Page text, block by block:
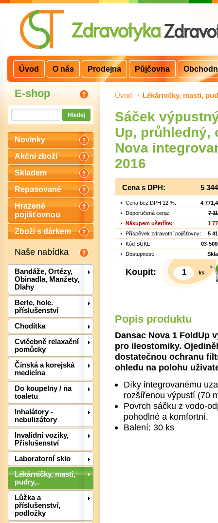
E-shop
Novinky
Akční zboží
Skladem
Repasované
Hrazené
pojišťovnou
Zboží s dárkem
Naše nabídka
Bandáže, Ortézy,
Obinadla, Manžety,
Dlahy
Berle, hole.
příslušenství
Chodítka
Cvičebně relaxační
pomůcky
Čínská a korejská
medicína
Do koupelny / na
toaletu
Inhalátory -
nebulizátory
Invalidní vozíky,
Příslušenství
Laboratorní sklo
Lékárničky, masti,
pudry,..
Lůžka a
příslušenství,
podložky
Úvod > Lékárničky, masti,
Sáček
Up, průhledný,
Nova
2016
Cena s DPH: 5
Cena bez DPH 12 %:
4
Doporučená cena:
7
Nákupem ušetříte:
1
Příspěvek zdravotní pojišťovny:
5
Kód SÚKL
03-
Dostupnost:
Koupit: ks
Popis produktu
Dansac Nova 1 FoldUp
pro ileostomiky.
dostatečnou ochranu
ohledu na polohu
Díky integrovanému
rozšířenou výpustí (70
Povrch sáčku z vodo-
pohodlné a komfortní.
Balení: 30 ks
Úvod O nás Prodejna Půjčovna